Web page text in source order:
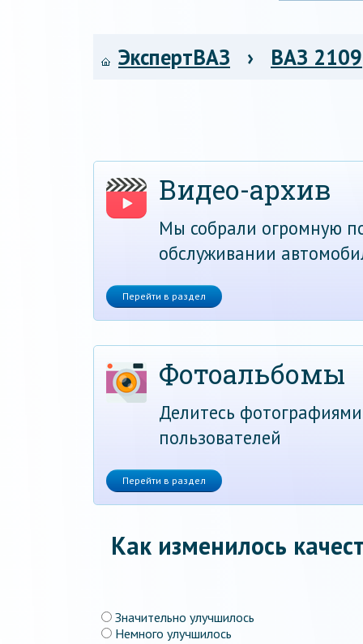
ЭкспертВАЗ › ВАЗ 2109
Видео-архив
Мы собрали огромную
обслуживании
Перейти в раздел
Фотоальбомы
Делитесь
пользователей
Перейти в раздел
Как изменилось
Значительно улучшилось
Немного улучшилось